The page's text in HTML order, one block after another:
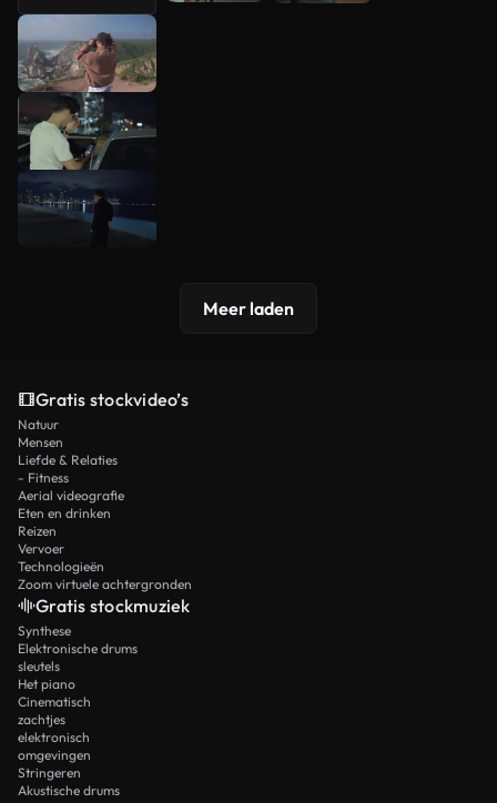
Meer laden
Gratis stockvideo’s
Natuur
Mensen
Liefde & Relaties
- Fitness
Aerial videografie
Eten en drinken
Reizen
Vervoer
Technologieën
Zoom virtuele achtergronden
Gratis stockmuziek
Synthese
Elektronische drums
sleutels
Het piano
Cinematisch
zachtjes
elektronisch
omgevingen
Stringeren
Akustische drums